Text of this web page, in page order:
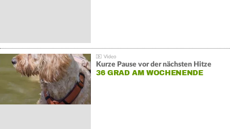
Kurze Pause vor der nächsten Hitze
36 GRAD AM WOCHENENDE